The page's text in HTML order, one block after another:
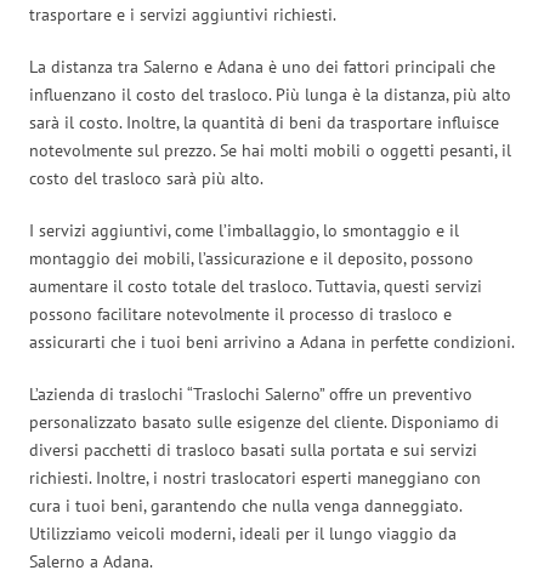
trasportare e i servizi aggiuntivi richiesti.
La distanza tra Salerno e Adana è uno dei fattori principali che
influenzano il costo del trasloco. Più lunga è la distanza, più alto
sarà il costo. Inoltre, la quantità di beni da trasportare influisce
notevolmente sul prezzo. Se hai molti mobili o oggetti pesanti, il
costo del trasloco sarà più alto.
I servizi aggiuntivi, come l’imballaggio, lo smontaggio e il
montaggio dei mobili, l’assicurazione e il deposito, possono
aumentare il costo totale del trasloco. Tuttavia, questi servizi
possono facilitare notevolmente il processo di trasloco e
assicurarti che i tuoi beni arrivino a Adana in perfette condizioni.
L’azienda di traslochi “Traslochi Salerno” offre un preventivo
personalizzato basato sulle esigenze del cliente. Disponiamo di
diversi pacchetti di trasloco basati sulla portata e sui servizi
richiesti. Inoltre, i nostri traslocatori esperti maneggiano con
cura i tuoi beni, garantendo che nulla venga danneggiato.
Utilizziamo veicoli moderni, ideali per il lungo viaggio da
Salerno a Adana.